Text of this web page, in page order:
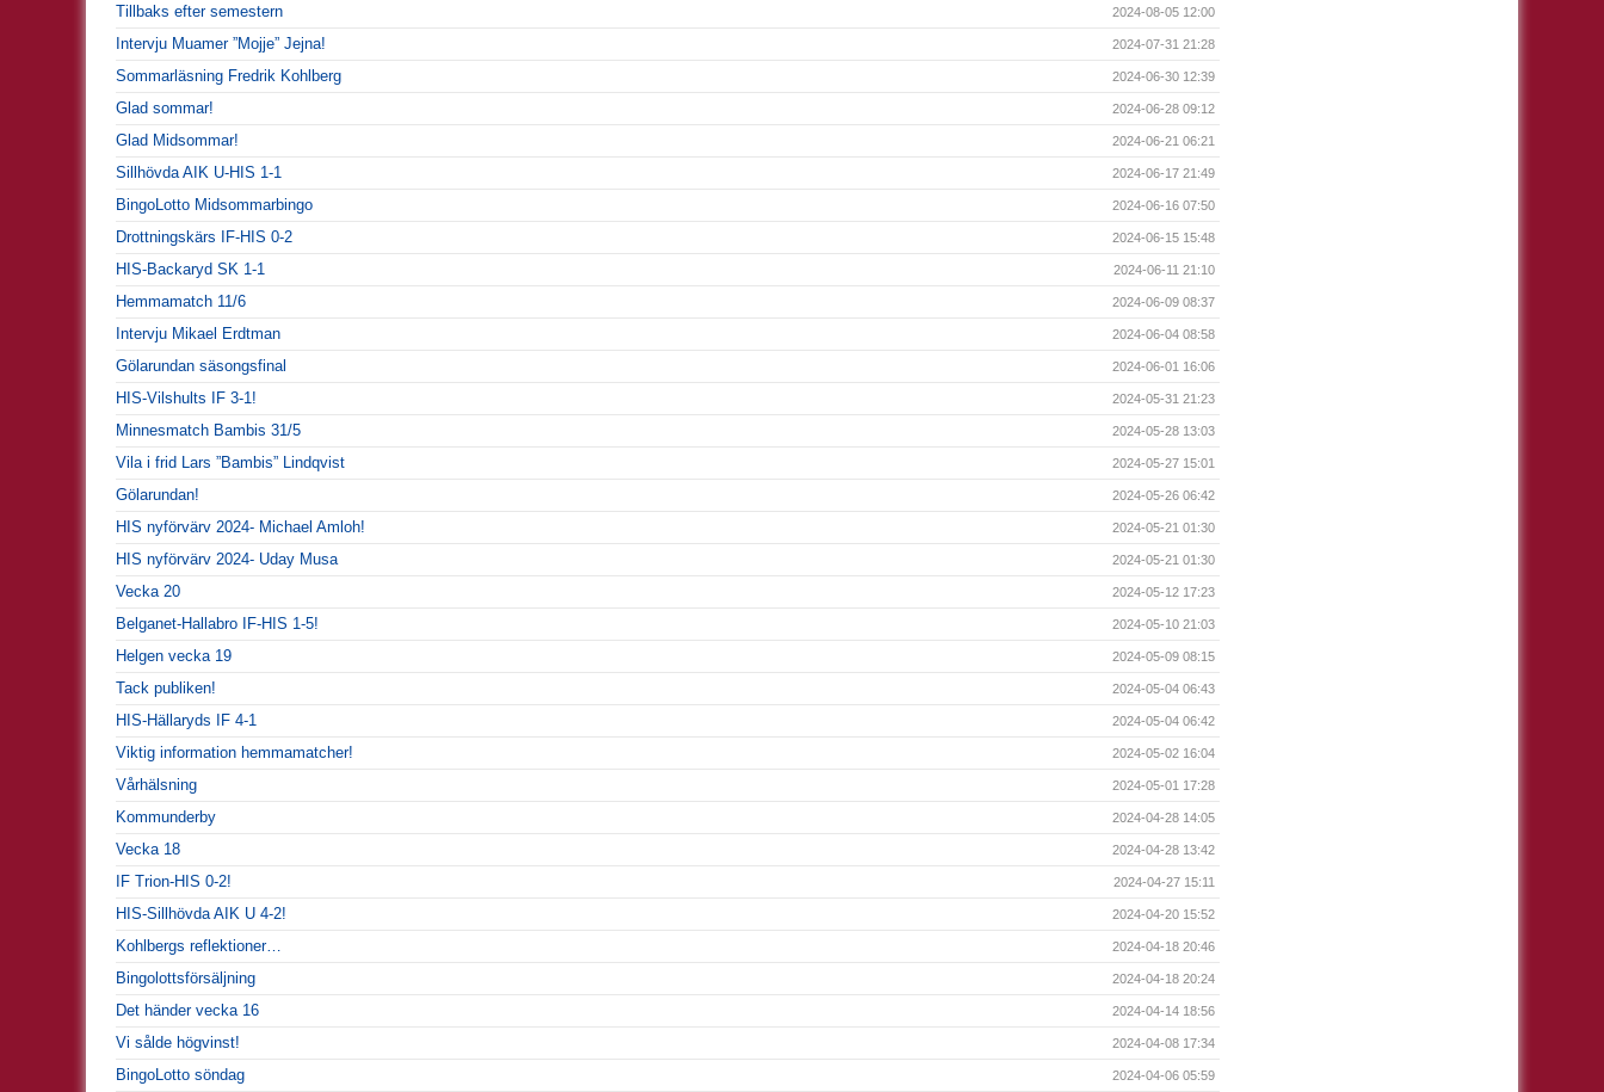
Tillbaks efter semestern 2024-08-05 12:00
Intervju Muamer ”Mojje” Jejna! 2024-07-31 21:28
Sommarläsning Fredrik Kohlberg 2024-06-30 12:39
Glad sommar! 2024-06-28 09:12
Glad Midsommar! 2024-06-21 06:21
Sillhövda AIK U-HIS 1-1 2024-06-17 21:49
BingoLotto Midsommarbingo 2024-06-16 07:50
Drottningskärs IF-HIS 0-2 2024-06-15 15:48
HIS-Backaryd SK 1-1 2024-06-11 21:10
Hemmamatch 11/6 2024-06-09 08:37
Intervju Mikael Erdtman 2024-06-04 08:58
Gölarundan säsongsfinal 2024-06-01 16:06
HIS-Vilshults IF 3-1! 2024-05-31 21:23
Minnesmatch Bambis 31/5 2024-05-28 13:03
Vila i frid Lars ”Bambis” Lindqvist 2024-05-27 15:01
Gölarundan! 2024-05-26 06:42
HIS nyförvärv 2024- Michael Amloh! 2024-05-21 01:30
HIS nyförvärv 2024- Uday Musa 2024-05-21 01:30
Vecka 20 2024-05-12 17:23
Belganet-Hallabro IF-HIS 1-5! 2024-05-10 21:03
Helgen vecka 19 2024-05-09 08:15
Tack publiken! 2024-05-04 06:43
HIS-Hällaryds IF 4-1 2024-05-04 06:42
Viktig information hemmamatcher! 2024-05-02 16:04
Vårhälsning 2024-05-01 17:28
Kommunderby 2024-04-28 14:05
Vecka 18 2024-04-28 13:42
IF Trion-HIS 0-2! 2024-04-27 15:11
HIS-Sillhövda AIK U 4-2! 2024-04-20 15:52
Kohlbergs reflektioner… 2024-04-18 20:46
Bingolottsförsäljning 2024-04-18 20:24
Det händer vecka 16 2024-04-14 18:56
Vi sålde högvinst! 2024-04-08 17:34
BingoLotto söndag 2024-04-06 05:59